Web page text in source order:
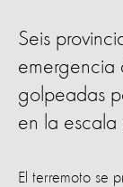
Seis
emergencia
golpeadas
en la escala
El terremoto se